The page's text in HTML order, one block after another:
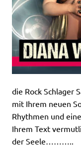
die Rock Schlager
mit Ihrem neuen
Rhythmen und
Ihrem Text
der Seele………..